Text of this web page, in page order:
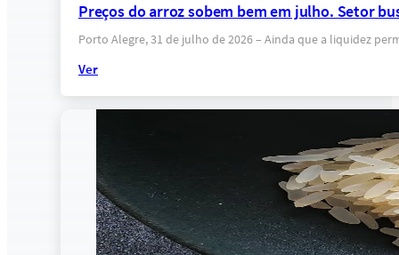
Preços do arroz sobem bem em julho. Setor
Porto Alegre, 31 de julho de 2026 – Ainda que a liquidez
Ver